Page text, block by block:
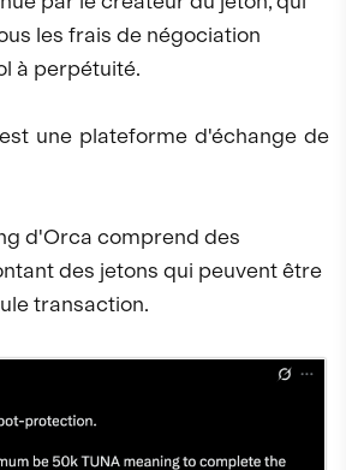
les frais de négociation
à perpétuité.
une plateforme d'échange de
d'Orca comprend des
des jetons qui peuvent être
transaction.